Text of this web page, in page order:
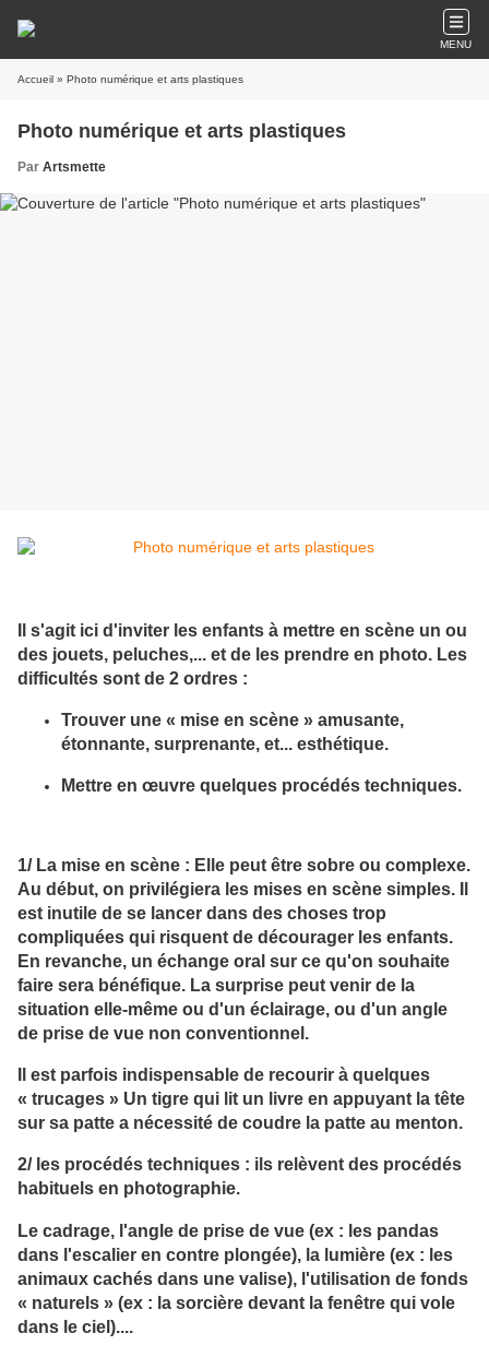
MENU
Accueil » Photo numérique et arts plastiques
Photo numérique et arts plastiques
Par Artsmette
Il s'agit ici d'inviter les enfants à mettre en scène un ou
des jouets, peluches,... et de les prendre en photo. Les
difficultés sont de 2 ordres :
Trouver une « mise en scène » amusante,
étonnante, surprenante, et... esthétique.
Mettre en œuvre quelques procédés techniques.
1/ La mise en scène : Elle peut être sobre ou complexe.
Au début, on privilégiera les mises en scène simples. Il
est inutile de se lancer dans des choses trop
compliquées qui risquent de décourager les enfants.
En revanche, un échange oral sur ce qu'on souhaite
faire sera bénéfique. La surprise peut venir de la
situation elle-même ou d'un éclairage, ou d'un angle
de prise de vue non conventionnel.
Il est parfois indispensable de recourir à quelques
« trucages » Un tigre qui lit un livre en appuyant la tête
sur sa patte a nécessité de coudre la patte au menton.
2/ les procédés techniques : ils relèvent des procédés
habituels en photographie.
Le cadrage, l'angle de prise de vue (ex : les pandas
dans l'escalier en contre plongée), la lumière (ex : les
animaux cachés dans une valise), l'utilisation de fonds
« naturels » (ex : la sorcière devant la fenêtre qui vole
dans le ciel)....